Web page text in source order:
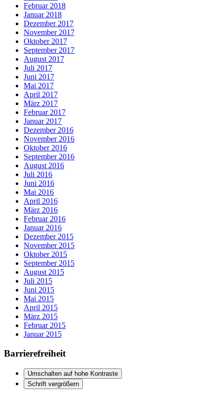
Februar 2018
Januar 2018
Dezember 2017
November 2017
Oktober 2017
September 2017
August 2017
Juli 2017
Juni 2017
Mai 2017
April 2017
März 2017
Februar 2017
Januar 2017
Dezember 2016
November 2016
Oktober 2016
September 2016
August 2016
Juli 2016
Juni 2016
Mai 2016
April 2016
März 2016
Februar 2016
Januar 2016
Dezember 2015
November 2015
Oktober 2015
September 2015
August 2015
Juli 2015
Juni 2015
Mai 2015
April 2015
März 2015
Februar 2015
Januar 2015
Barrierefreiheit
Umschalten auf hohe Kontraste
Schrift vergrößern